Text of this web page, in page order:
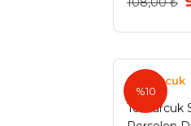
%10
Tomurcuk
Tomurcuk